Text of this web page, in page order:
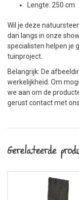
Lengte: 250 cm
Wil je deze
dan langs in onze
specialisten helpen je
tuinproject.
Belangrijk: De
werkelijkheid. Om
we aan om de
gerust contact met
Gerelateerde